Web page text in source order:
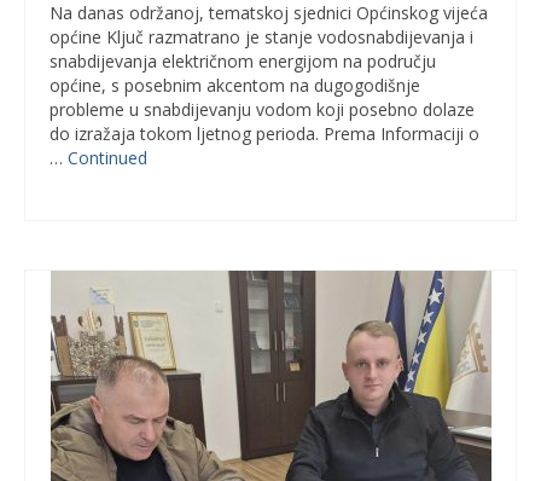
Na danas održanoj, tematskoj sjednici Općinskog vijeća
općine Ključ razmatrano je stanje vodosnabdijevanja i
snabdijevanja električnom energijom na području
općine, s posebnim akcentom na dugogodišnje
probleme u snabdijevanju vodom koji posebno dolaze
do izražaja tokom ljetnog perioda. Prema Informaciji o
… Continued